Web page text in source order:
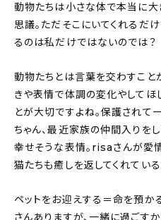
動物たちは小さな体で本当に
思議。ただそこにいてくれるだ
るのは私だけではないのでは？
動物たちとは言葉を交わすこと
きや表情で体調の変化やしてほ
とが大切ですよね。保護されて
ちゃん、最近家族の仲間入りを
幸せそうな表情。risaさんが愛
猫たちも癒しを返してくれてい
ペットをお迎えする＝命を預か
さんありますが、一緒に過ごす